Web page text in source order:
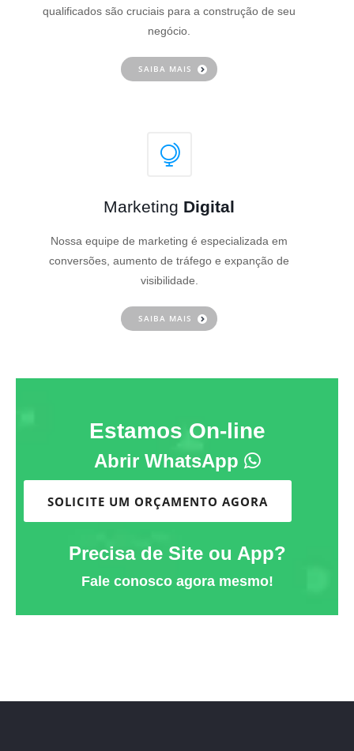
qualificados são cruciais para a construção de seu
negócio.
SAIBA MAIS
Marketing Digital
Nossa equipe de marketing é especializada em
conversões, aumento de tráfego e expanção de
visibilidade.
SAIBA MAIS
Estamos On-line
Abrir WhatsApp
SOLICITE UM ORÇAMENTO AGORA
Precisa de Site ou App?
Fale conosco agora mesmo!